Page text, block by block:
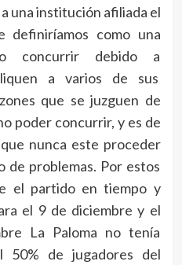
una institución afiliada el
definiríamos como una
concurrir debido a
a varios de sus
que se juzguen de
poder concurrir, y es de
nunca este proceder
de problemas. Por estos
el partido en tiempo y
el 9 de diciembre y el
La Paloma no tenía
50% de jugadores del